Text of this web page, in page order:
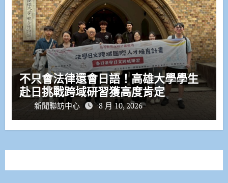
不只會法律還會日語！高雄大學學生
赴日挑戰跨域研習獲高度肯定
新聞聯訪中心 8 月 10, 2026